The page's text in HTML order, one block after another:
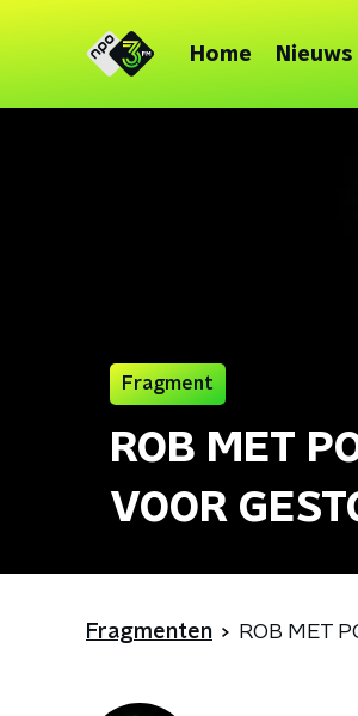
Home Nieuws
Fragment
ROB MET
VOOR
Fragmenten ROB MET